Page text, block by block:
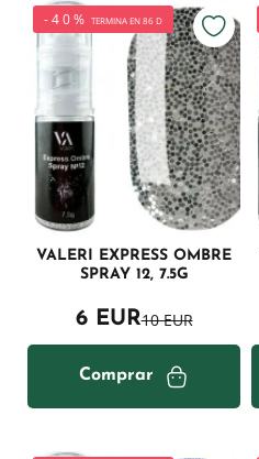
-40%TERMINA EN 86 D
VALERI EXPRESS OMBRE
SPRAY 12, 7.5G
6 EUR10 EUR
Comprar